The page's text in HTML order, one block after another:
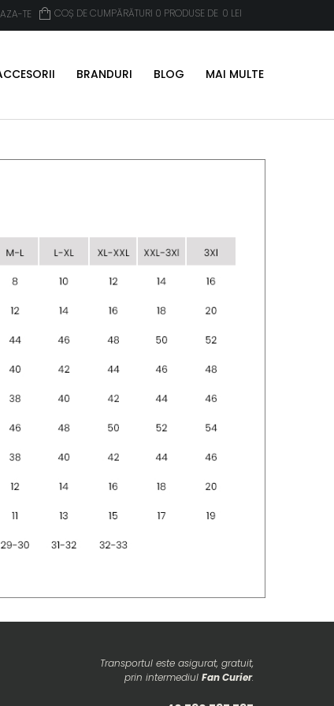
COȘ DE CUMPĂRĂTURI 0 PRODUSE DE 0 LEI
TE
BRANDURI BLOG MAI MULTE
Transportul este asigurat, gratuit,
prin intermediul Fan Curier.